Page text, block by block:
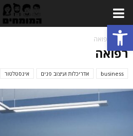
Open toolbar
בית רפואה
רפואה
business אדריכלות ועיצוב פנים אינסטלטור